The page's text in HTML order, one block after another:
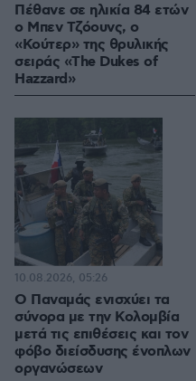
Πέθανε σε ηλικία 84 ετών
ο Μπεν Τζόουνς, ο
«Κούτερ» της θρυλικής
σειράς «The Dukes of
Hazzard»
O Παναμάς ενισχύει τα
σύνορα με την Κολομβία
μετά τις επιθέσεις και τον
φόβο διείσδυσης ένοπλων
οργανώσεων
10.08.2026, 05:26